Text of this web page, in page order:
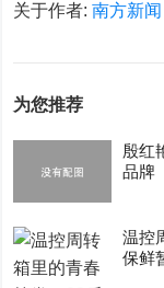
关于作者:南方新闻
为您推荐
殷红
品牌
温控
保鲜